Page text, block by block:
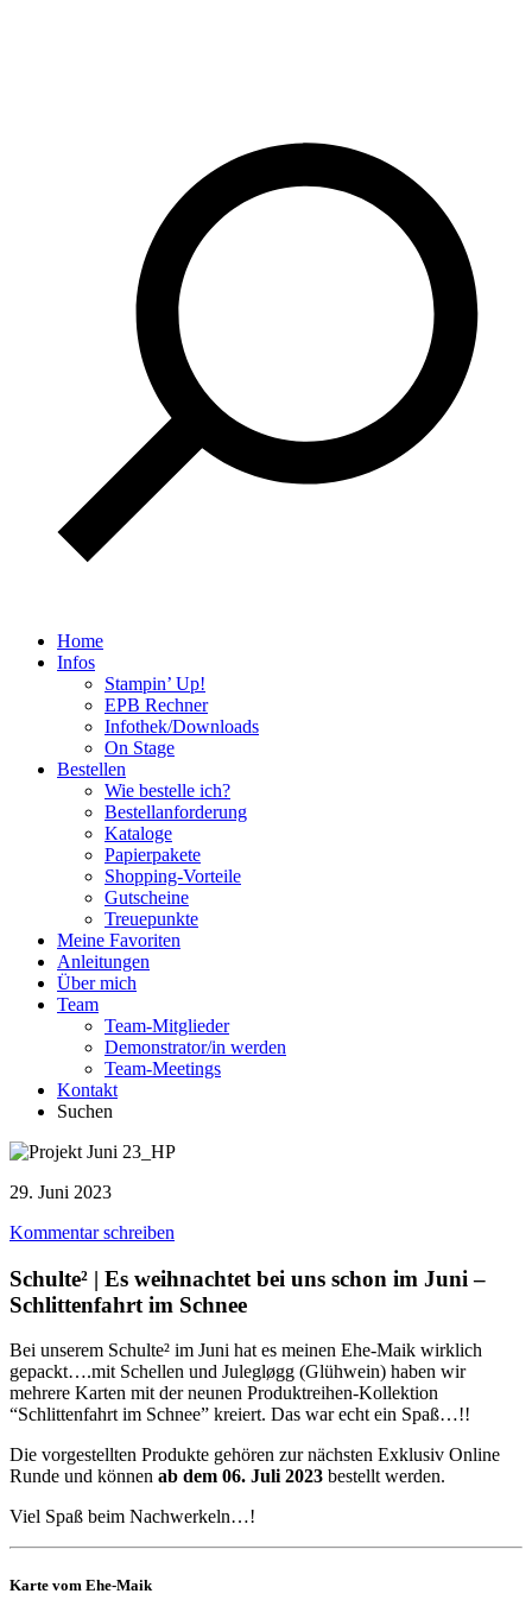
Home
Infos
Stampin’ Up!
EPB Rechner
Infothek/Downloads
On Stage
Bestellen
Wie bestelle ich?
Bestellanforderung
Kataloge
Papierpakete
Shopping-Vorteile
Gutscheine
Treuepunkte
Meine Favoriten
Anleitungen
Über mich
Team
Team-Mitglieder
Demonstrator/in werden
Team-Meetings
Kontakt
Suchen
29. Juni 2023
Kommentar schreiben
Schulte² | Es weihnachtet bei uns schon im Juni –
Schlittenfahrt im Schnee
Bei unserem Schulte² im Juni hat es meinen Ehe-Maik wirklich
gepackt….mit Schellen und Julegløgg (Glühwein) haben wir
mehrere Karten mit der neunen Produktreihen-Kollektion
“Schlittenfahrt im Schnee” kreiert. Das war echt ein Spaß…!!
Die vorgestellten Produkte gehören zur nächsten Exklusiv Online
Runde und können ab dem 06. Juli 2023 bestellt werden.
Viel Spaß beim Nachwerkeln…!
Karte vom Ehe-Maik